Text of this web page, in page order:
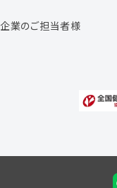
福利厚生のご案内
企業のご担当者様